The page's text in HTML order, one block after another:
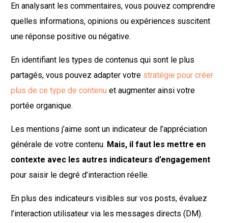
En analysant les commentaires, vous pouvez comprendre
quelles informations, opinions ou expériences suscitent
une réponse positive ou négative.
En identifiant les types de contenus qui sont le plus
partagés, vous pouvez adapter votre stratégie pour créer
plus de ce type de contenu et augmenter ainsi votre
portée organique.
Les mentions j’aime sont un indicateur de l’appréciation
générale de votre contenu. Mais, il faut les mettre en
contexte avec les autres indicateurs d’engagement
pour saisir le degré d’interaction réelle.
En plus des indicateurs visibles sur vos posts, évaluez
l’interaction utilisateur via les messages directs (DM).